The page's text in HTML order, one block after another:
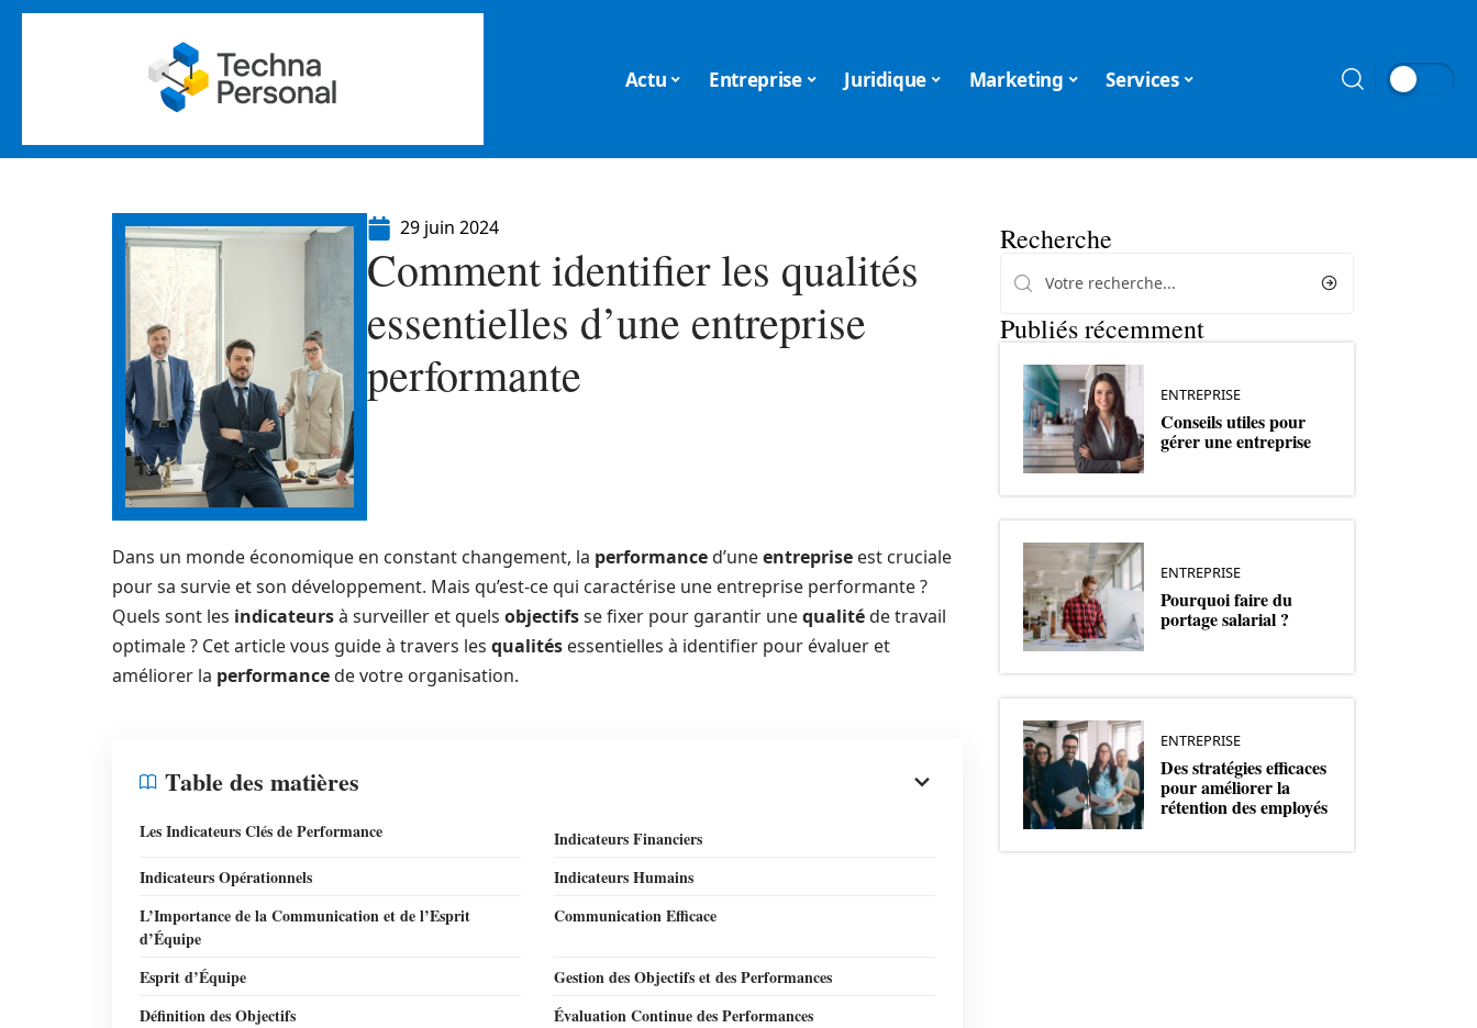
Actu Entreprise Juridique Marketing Services
29 juin 2024
Comment identifier les qualités
essentielles d’une entreprise
performante
Dans un monde économique en constant changement, la performanced’uneentreprise est cruciale
pour sa survie et son développement. Mais qu’est-ce qui caractérise une entreprise performante ?
Quels sont les indicateursà surveiller et quels objectifsse fixer pour garantir unequalitéde travail
optimale ? Cet article vous guide à travers les qualités essentielles à identifier pour évaluer et
améliorer la performancede votre organisation.
Table des matières
Les Indicateurs Clés de Performance
Indicateurs Financiers
Indicateurs Opérationnels
Indicateurs Humains
L’Importance de la Communication et de l’Esprit
d’Équipe
Communication Efficace
Esprit d’Équipe
Gestion des Objectifs et des Performances
Définition des Objectifs
Évaluation Continue des Performances
Recherche
Publiés récemment
ENTREPRISE
Conseils utiles pour
gérer une entreprise
ENTREPRISE
Pourquoi faire du
portage salarial ?
ENTREPRISE
Des stratégies efficaces
pour améliorer la
rétention des employés